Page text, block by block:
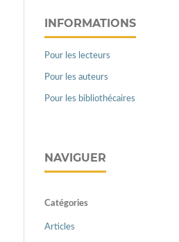
INFORMATIONS
Pour les lecteurs
Pour les auteurs
Pour les bibliothécaires
NAVIGUER
Catégories
Articles